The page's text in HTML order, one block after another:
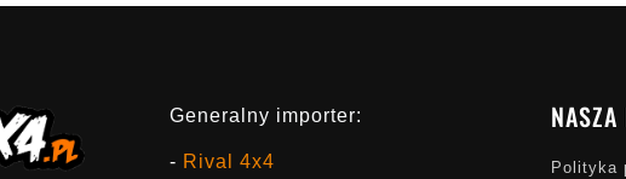
Generalny importer:
- Rival 4x4
Polityka